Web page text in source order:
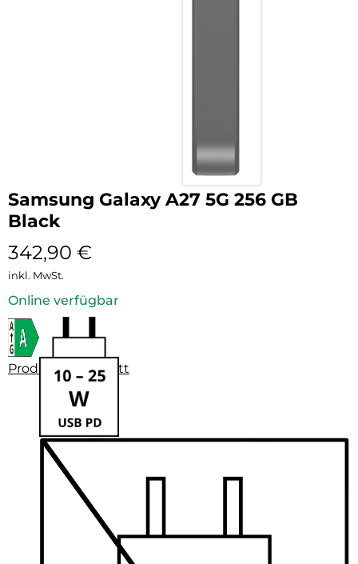
Samsung Galaxy A27 5G 256 GB
Black
342,90 €
inkl. MwSt.
Online verfügbar
Produktdatenblatt